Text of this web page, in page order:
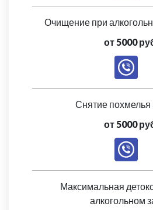
Очищение при
от 5000
Снятие похмелья
от 5000
Максимальная
алкогольном